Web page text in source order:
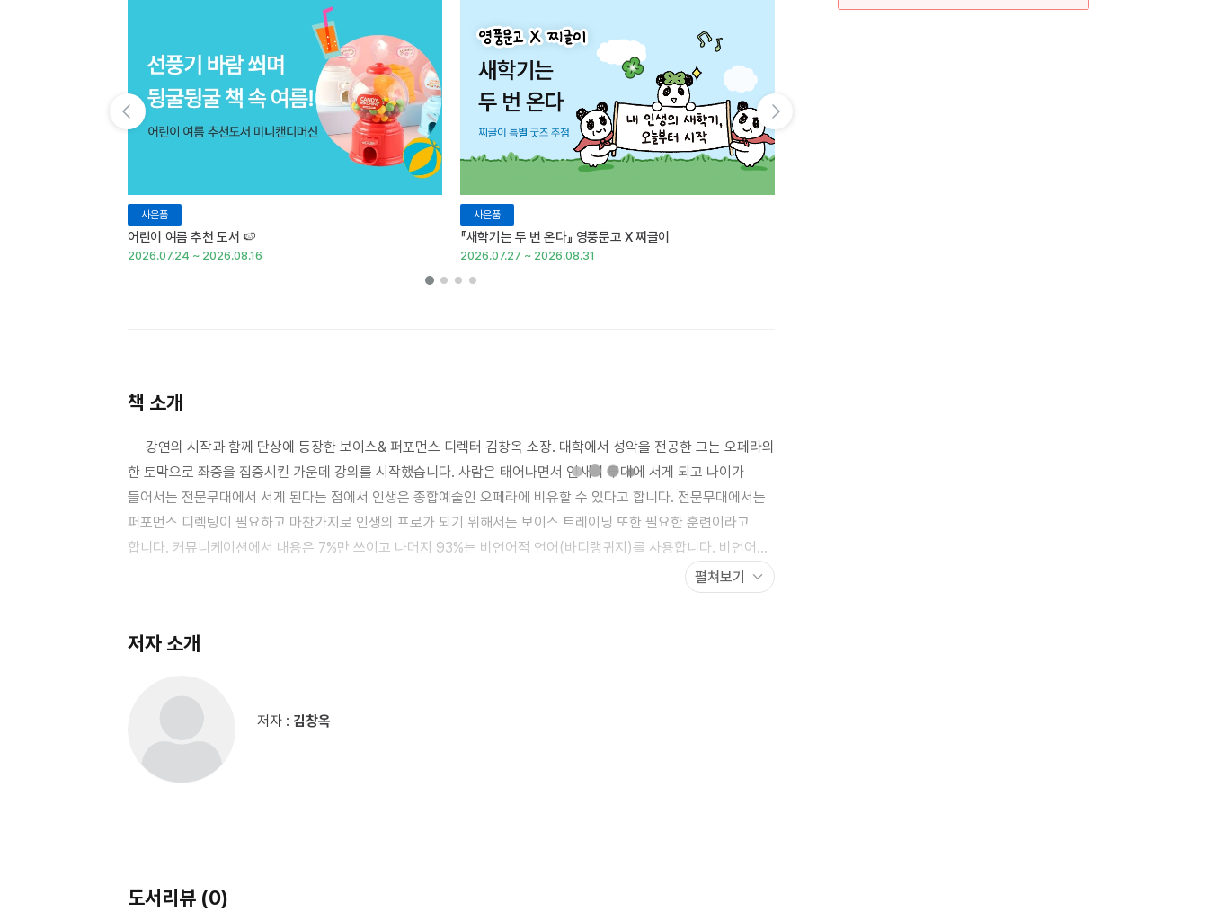
사은품
어린이 여름 추천 도서 🍉
2026.07.24 ~ 2026.08.16
사은품
『새학기는 두 번 온다』 영풍문고 X 찌글이
2026.07.27 ~ 2026.08.31
책 소개
강연의 시작과 함께 단상에 등장한 보이스& 퍼포먼스 디렉터 김창옥 소장. 대학에서 성악을 전공한 그는 오페라의
한 토막으로 좌중을 집중시킨 가운데 강의를 시작했습니다. 사람은 태어나면서 인새의 무대에 서게 되고 나이가
들어서는 전문무대에서 서게 된다는 점에서 인생은 종합예술인 오페라에 비유할 수 있다고 합니다. 전문무대에서는
퍼포먼스 디렉팅이 필요하고 마찬가지로 인생의 프로가 되기 위해서는 보이스 트레이닝 또한 필요한 훈련이라고
합니다. 커뮤니케이션에서 내용은 7%만 쓰이고 나머지 93%는 비언어적 언어(바디랭귀지)를 사용합니다. 비언어의
핵심인 인상은 훈련함으로써 좋아질 수 있습니다 인상에서는 눈과 입이 그 대부분을 차지하는데 그 중에서도 입은
펼쳐보기
저자 소개
저자 : 김창옥
도서리뷰 (0)